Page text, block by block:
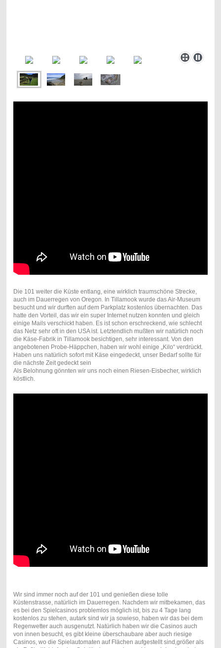
Die 101 weiter die Küste entlang, eine wirklich traumschöne Strecke,
auch im Dauerregen von Oregon. In Tillamook wurde das Air-Museum
besucht und wir durften auf dem Parkplatz kostenlos übernachten. Das
hatte den Vorteil, das wir ein super Internet nutzen konnten und gleich
einige Mails verschickt haben. Es ist schon erschreckend, wie schlecht
das Netz sehr oft in den USA ist. Letztendlich mußten wir natürlich noch
die Käse-Fabrik in Tillamook besichtigen, sehr interessant. Von den
angebotenen Probe-Häppchen, haben wir wohl einige „Kilo“ verdrückt.
Haben uns natürlich sofort mit Käse eingedeckt, unser Bedarf sollte für
die nächste Zeit gedeckt sein
Als Belohnung gönnten wir uns noch einen Riesen-Eisbecher, wirklich
köstlich.
Wir sind immer noch auf der 101 und genießen diese tolle
Küstenstrasse, natürlich im Dauerregen. Nachdem wir mitbekamen, das
es bei den Spielcasinos problemlos möglich ist, bis zu 4 Tage lang
kostenlos zu stehen, autark sind wir ja sowieso, haben wir das bei dem
Regenwetter auch ausgenutzt. Natürlich haben wir die Casinos auch
von innen besucht, es gibt kleine überschaubare aber auch riesige
Casinos, wo die Spielautomaten auf Flächen aufgestellt sind,größer als